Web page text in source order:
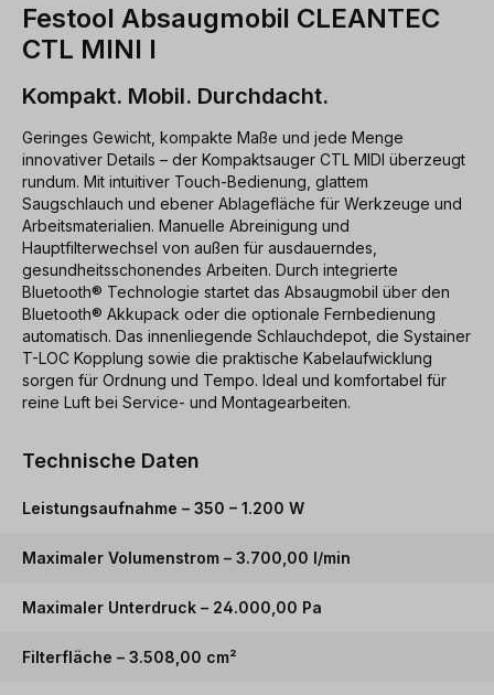
Festool Absaugmobil CLEANTEC
CTL MINI I
Kompakt. Mobil. Durchdacht.
Geringes Gewicht, kompakte Maße und jede Menge
innovativer Details – der Kompaktsauger CTL MIDI überzeugt
rundum. Mit intuitiver Touch-Bedienung, glattem
Saugschlauch und ebener Ablagefläche für Werkzeuge und
Arbeitsmaterialien. Manuelle Abreinigung und
Hauptfilterwechsel von außen für ausdauerndes,
gesundheitsschonendes Arbeiten. Durch integrierte
Bluetooth® Technologie startet das Absaugmobil über den
Bluetooth® Akkupack oder die optionale Fernbedienung
automatisch. Das innenliegende Schlauchdepot, die Systainer
T-LOC Kopplung sowie die praktische Kabelaufwicklung
sorgen für Ordnung und Tempo. Ideal und komfortabel für
reine Luft bei Service- und Montagearbeiten.
Technische Daten
Leistungsaufnahme – 350 – 1.200 W
Maximaler Volumenstrom – 3.700,00 l/min
Maximaler Unterdruck – 24.000,00 Pa
Filterfläche – 3.508,00 cm²